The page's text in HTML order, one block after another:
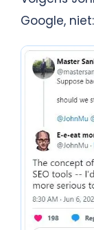
Google, niet: